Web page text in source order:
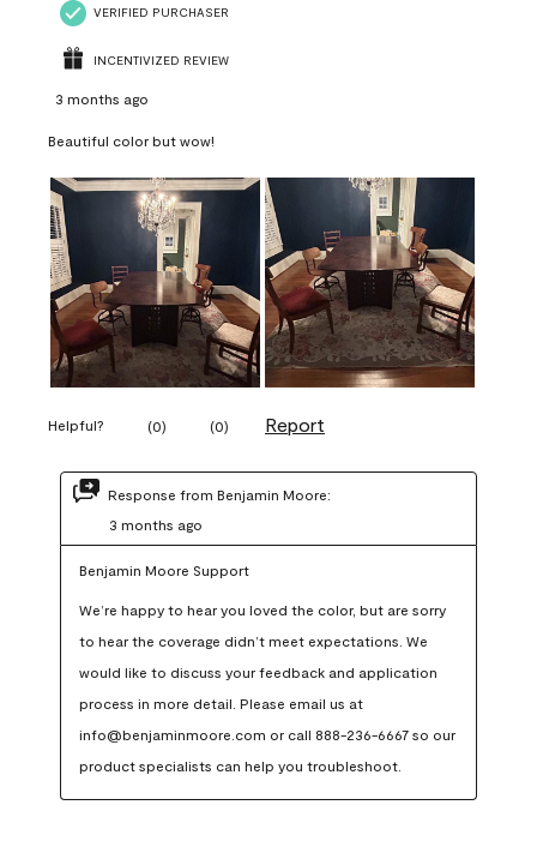
VERIFIED PURCHASER
INCENTIVIZED REVIEW
3 months ago
Beautiful color but wow!
Helpful? (0) (0) Report
Response from Benjamin Moore:
3 months ago
Benjamin Moore Support
We’re happy to hear you loved the color, but are sorry
to hear the coverage didn’t meet expectations. We
would like to discuss your feedback and application
process in more detail. Please email us at
info@benjaminmoore.com or call 888-236-6667 so our
product specialists can help you troubleshoot.